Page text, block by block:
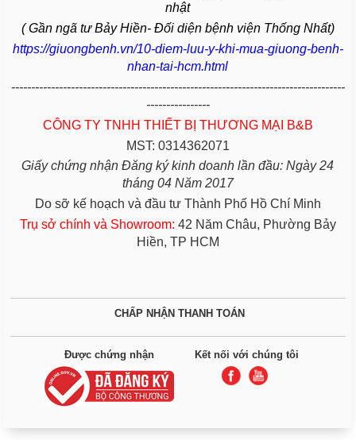
nhật
( Gần ngã tư Bảy Hiền- Đối diện bệnh viện Thống Nhất)
https://giuongbenh.vn/10-diem-luu-y-khi-mua-giuong-benh-
nhan-tai-hcm.html
------------------------------------------------------------------------------------
----------------
CÔNG TY TNHH THIẾT BỊ THƯƠNG MẠI B&B
MST: 0314362071
Giấy chứng nhận Đăng ký kinh doanh lần đầu: Ngày 24
tháng 04 Năm 2017
Do sỡ kế hoạch và đầu tư Thành Phố Hồ Chí Minh
Trụ sở chính và Showroom: 42 Năm Châu, Phường Bảy
Hiền, TP HCM
CHẤP NHẬN THANH TOÁN
Được chứng nhận Kết nối với chúng tôi